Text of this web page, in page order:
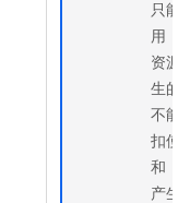
只能
用
资源
生的
不能
扣使
和
产生